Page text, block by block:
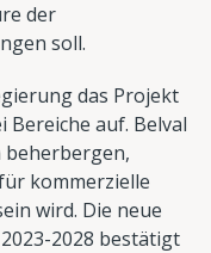
der
soll.
das Projekt
Bereiche auf. Belval
beherbergen,
kommerzielle
wird. Die neue
2028 bestätigt